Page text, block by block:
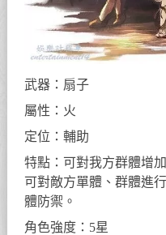
武器：扇子
屬性：火
定位：輔助
特點：可對我方群體增
可對敵方單體、群體進
體防禦。
角色強度：5星